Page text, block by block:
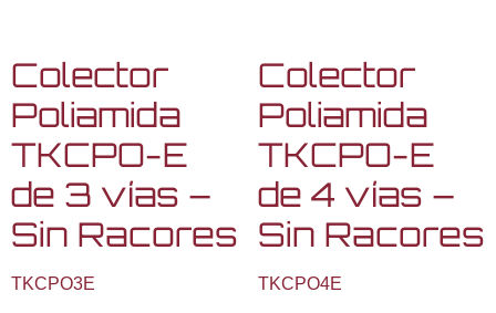
Colector
Poliamida
TKCPO-E
de 3 vías –
Sin Racores
TKCPO3E
Colector
Poliamida
TKCPO-E
de 4 vías –
Sin Racores
TKCPO4E